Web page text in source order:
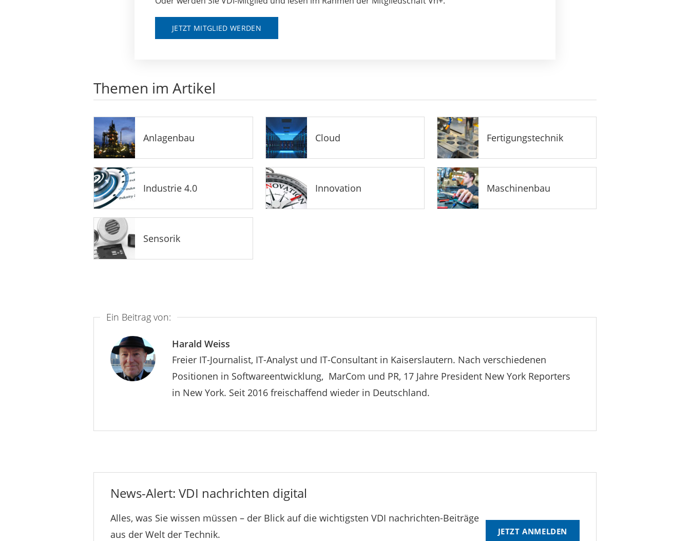
JETZT MITGLIED WERDEN
Themen im Artikel
Anlagenbau Cloud Fertigungstechnik
Industrie 4.0 Innovation Maschinenbau
Sensorik
Ein Beitrag von:
Harald Weiss
Freier IT-Journalist, IT-Analyst und IT-Consultant in Kaiserslautern. Nach verschiedenen
Positionen in Softwareentwicklung, MarCom und PR, 17 Jahre President New York Reporters
in New York. Seit 2016 freischaffend wieder in Deutschland.
News-Alert: VDI nachrichten digital
Alles, was Sie wissen müssen – der Blick auf die wichtigsten VDI nachrichten-Beiträge
aus der Welt der Technik.
JETZT ANMELDEN